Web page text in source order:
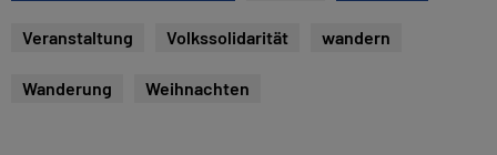
Veranstaltung Volkssolidarität wandern
Wanderung Weihnachten